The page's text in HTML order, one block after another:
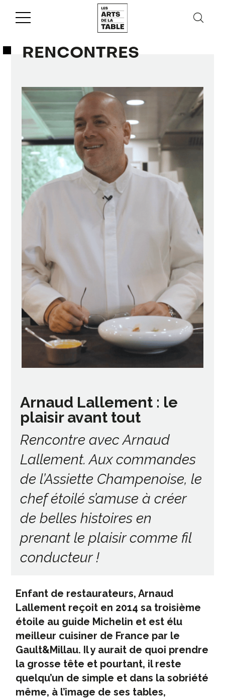
RENCONTRES
Arnaud Lallement : le
plaisir avant tout
Rencontre avec Arnaud
Lallement. Aux commandes
de l’Assiette Champenoise, le
chef étoilé s’amuse à créer
de belles histoires en
prenant le plaisir comme fil
conducteur !
Enfant de restaurateurs, Arnaud
Lallement reçoit en 2014 sa troisième
étoile au guide Michelin et est élu
meilleur cuisiner de France par le
Gault&Millau. Il y aurait de quoi prendre
la grosse tête et pourtant, il reste
quelqu’un de simple et dans la sobriété
même, à l’image de ses tables,